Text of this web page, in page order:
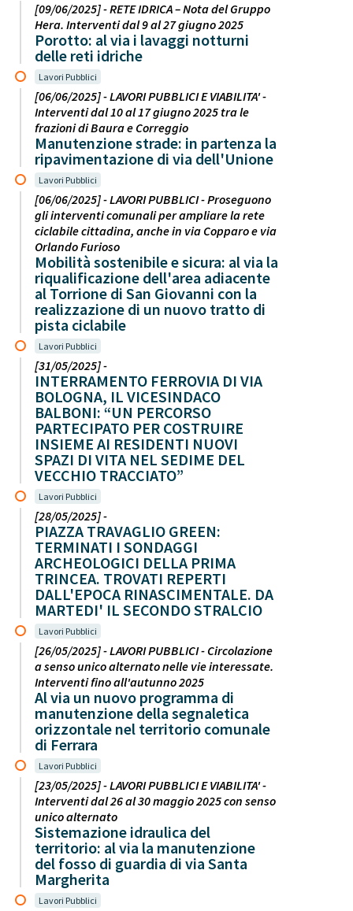
[09/06/2025] - RETE IDRICA – Nota del Gruppo
Hera. Interventi dal 9 al 27 giugno 2025
Porotto: al via i lavaggi notturni
delle reti idriche
Lavori Pubblici
[06/06/2025] - LAVORI PUBBLICI E VIABILITA' -
Interventi dal 10 al 17 giugno 2025 tra le
frazioni di Baura e Correggio
Manutenzione strade: in partenza la
ripavimentazione di via dell'Unione
Lavori Pubblici
[06/06/2025] - LAVORI PUBBLICI - Proseguono
gli interventi comunali per ampliare la rete
ciclabile cittadina, anche in via Copparo e via
Orlando Furioso
Mobilità sostenibile e sicura: al via la
riqualificazione dell'area adiacente
al Torrione di San Giovanni con la
realizzazione di un nuovo tratto di
pista ciclabile
Lavori Pubblici
[31/05/2025] -
INTERRAMENTO FERROVIA DI VIA
BOLOGNA, IL VICESINDACO
BALBONI: “UN PERCORSO
PARTECIPATO PER COSTRUIRE
INSIEME AI RESIDENTI NUOVI
SPAZI DI VITA NEL SEDIME DEL
VECCHIO TRACCIATO”
Lavori Pubblici
[28/05/2025] -
PIAZZA TRAVAGLIO GREEN:
TERMINATI I SONDAGGI
ARCHEOLOGICI DELLA PRIMA
TRINCEA. TROVATI REPERTI
DALL'EPOCA RINASCIMENTALE. DA
MARTEDI' IL SECONDO STRALCIO
Lavori Pubblici
[26/05/2025] - LAVORI PUBBLICI - Circolazione
a senso unico alternato nelle vie interessate.
Interventi fino all'autunno 2025
Al via un nuovo programma di
manutenzione della segnaletica
orizzontale nel territorio comunale
di Ferrara
Lavori Pubblici
[23/05/2025] - LAVORI PUBBLICI E VIABILITA' -
Interventi dal 26 al 30 maggio 2025 con senso
unico alternato
Sistemazione idraulica del
territorio: al via la manutenzione
del fosso di guardia di via Santa
Margherita
Lavori Pubblici